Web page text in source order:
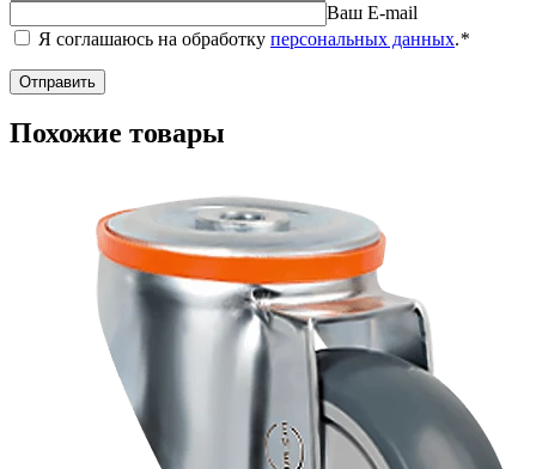
Ваш E-mail
Я соглашаюсь на обработку персональных данных.*
Похожие товары